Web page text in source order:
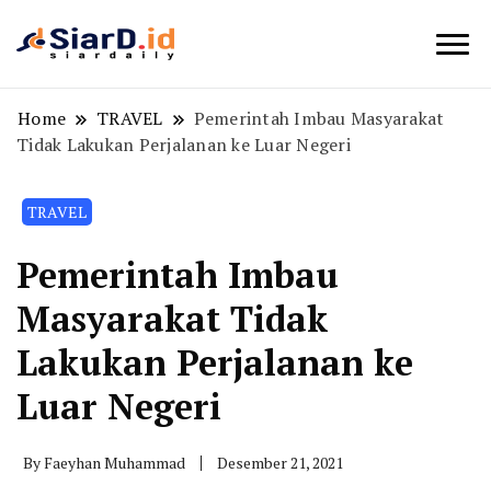
Home TRAVEL
Pemerintah Imbau Masyarakat
Tidak Lakukan Perjalanan ke Luar Negeri
TRAVEL
Pemerintah Imbau
Masyarakat Tidak
Lakukan Perjalanan ke
Luar Negeri
ByFaeyhan Muhammad Desember 21, 2021